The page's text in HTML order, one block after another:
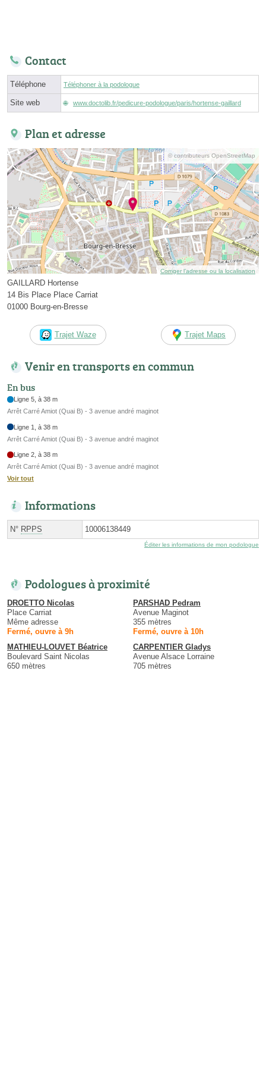
Contact
Téléphone Téléphoner à la podologue
Site web www.doctolib.fr/pedicure-podologue/paris/hortense-gaillard
Plan et adresse
© contributeurs OpenStreetMap
Corriger l’adresse ou la localisation
GAILLARD Hortense
14 Bis Place Place Carriat
01000 Bourg-en-Bresse
Trajet Waze Trajet Maps
Venir en transports en commun
En bus
Ligne 5, à 38 m
Arrêt Carré Amiot (Quai B) - 3 avenue andré maginot
Ligne 1, à 38 m
Arrêt Carré Amiot (Quai B) - 3 avenue andré maginot
Ligne 2, à 38 m
Arrêt Carré Amiot (Quai B) - 3 avenue andré maginot
Voir tout
Informations
N° RPPS 10006138449
Éditer les informations de mon podologue
Podologues à proximité
DROETTO Nicolas
Place Carriat
Même adresse
Fermé, ouvre à 9h
PARSHAD Pedram
Avenue Maginot
355 mètres
Fermé, ouvre à 10h
MATHIEU-LOUVET Béatrice
Boulevard Saint Nicolas
650 mètres
CARPENTIER Gladys
Avenue Alsace Lorraine
705 mètres